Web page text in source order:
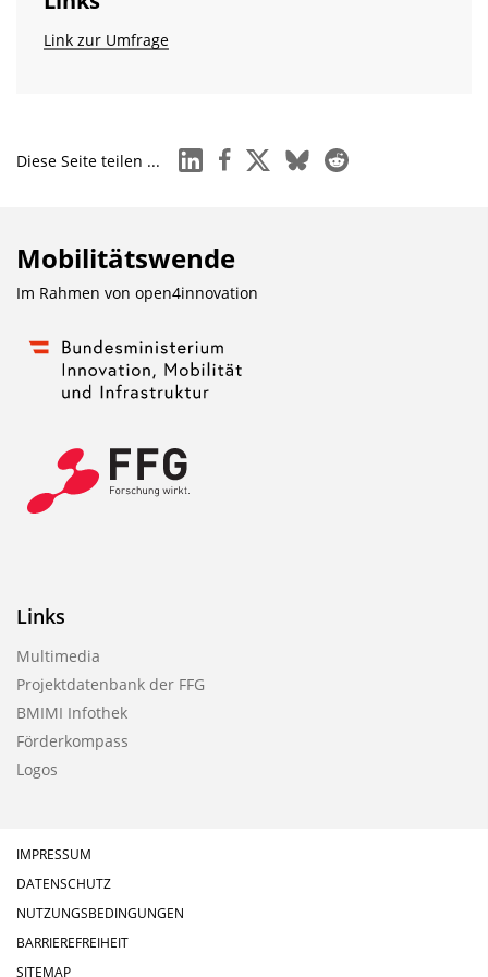
Link zur Umfrage
Diese Seite teilen ... linkedinfacebook
x blueskyreddit
Mobilitätswende
Im Rahmen von open4innovation
Links
Multimedia
Projektdatenbank der FFG
BMIMI Infothek
Förderkompass
Logos
IMPRESSUM
DATENSCHUTZ
NUTZUNGSBEDINGUNGEN
BARRIEREFREIHEIT
SITEMAP